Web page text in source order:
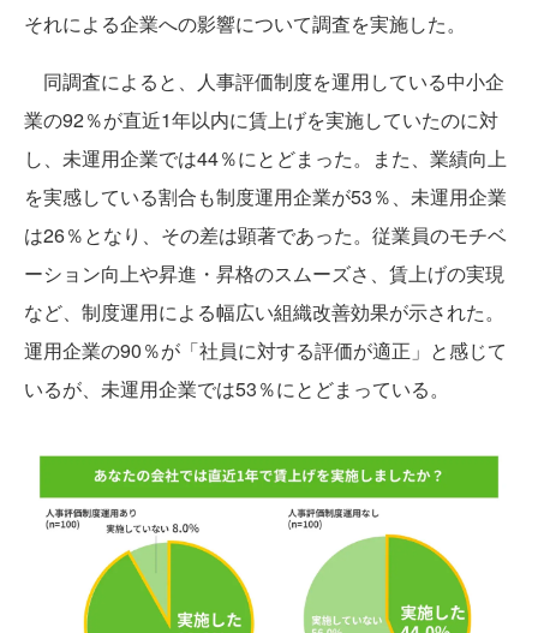
それによる企業への影響について調査を実施した。
同調査によると、人事評価制度を運用している中小企
業の92％が直近1年以内に賃上げを実施していたのに対
し、未運用企業では44％にとどまった。また、業績向上
を実感している割合も制度運用企業が53％、未運用企業
は26％となり、その差は顕著であった。従業員のモチベ
ーション向上や昇進・昇格のスムーズさ、賃上げの実現
など、制度運用による幅広い組織改善効果が示された。
運用企業の90％が「社員に対する評価が適正」と感じて
いるが、未運用企業では53％にとどまっている。